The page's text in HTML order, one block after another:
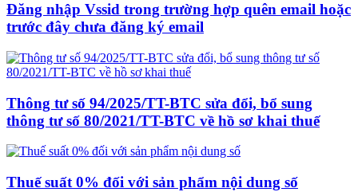
Đăng nhập Vssid trong trường hợp quên email hoặc
trước đây chưa đăng ký email
Thông tư số 94/2025/TT-BTC sửa đổi, bổ sung
thông tư số 80/2021/TT-BTC về hồ sơ khai thuế
Thuế suất 0% đối với sản phẩm nội dung số